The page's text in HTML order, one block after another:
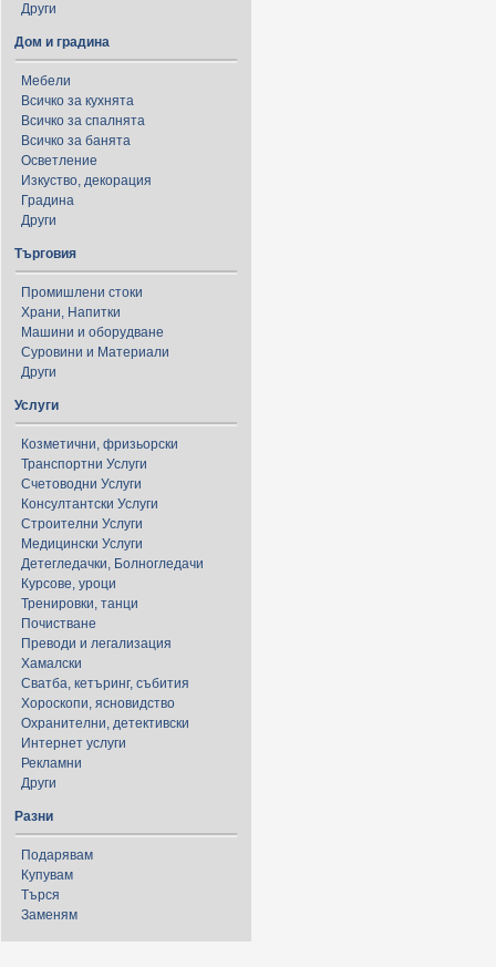
Други
Дом и градина
Мебели
Всичко за кухнята
Всичко за спалнята
Всичко за банята
Осветление
Изкуство, декорация
Градина
Други
Търговия
Промишлени стоки
Храни, Напитки
Машини и оборудване
Суровини и Материали
Други
Услуги
Козметични, фризьорски
Транспортни Услуги
Счетоводни Услуги
Консултантски Услуги
Строителни Услуги
Медицински Услуги
Детегледачки, Болногледачи
Курсове, уроци
Тренировки, танци
Почистване
Преводи и легализация
Хамалски
Сватба, кетъринг, събития
Хороскопи, ясновидство
Охранителни, детективски
Интернет услуги
Рекламни
Други
Разни
Подарявам
Купувам
Търся
Заменям